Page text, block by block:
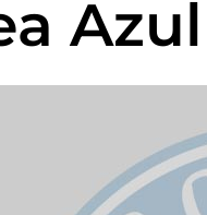
Azul